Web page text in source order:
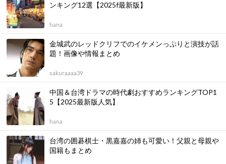
ンキング12選【2025f最新版】
hana
金城武のレッドクリフでのイケメンっぷりと演技が話
題！画像や情報まとめ
sakuraaaa39
中国＆台湾ドラマの時代劇おすすめランキングTOP1
5【2025最新版人気】
hana
台湾の囲碁棋士・黒嘉嘉の姉も可愛い！父親と母親や
国籍もまとめ